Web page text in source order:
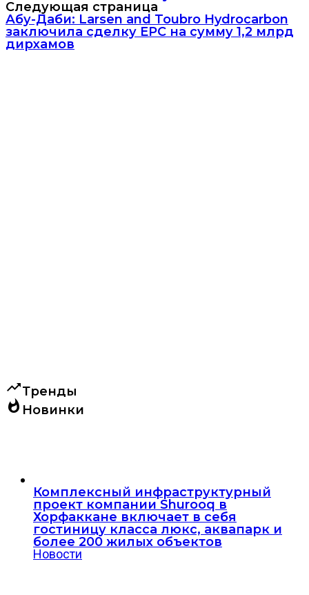
Следующая страница
Абу-Даби: Larsen and Toubro Hydrocarbon
заключила сделку EPC на сумму 1,2 млрд
дирхамов
trending_upТренды
whatshot Новинки
Комплексный инфраструктурный
проект компании Shurooq в
Хорфаккане включает в себя
гостиницу класса люкс, аквапарк и
более 200 жилых объектов
Новости